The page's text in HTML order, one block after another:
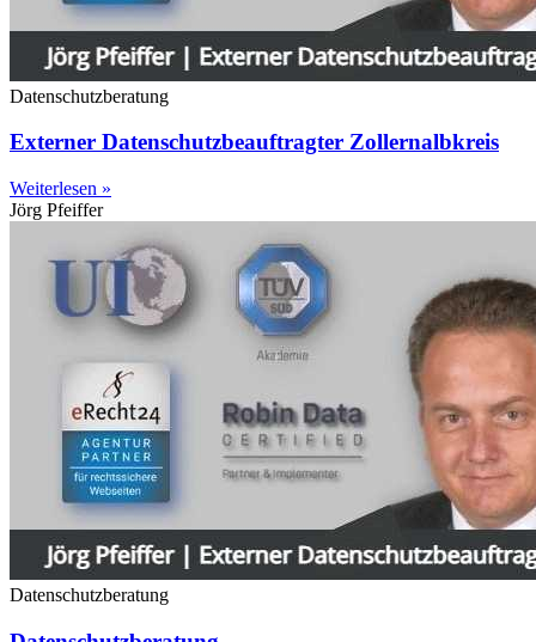
Datenschutzberatung
Externer Datenschutzbeauftragter Zollernalbkreis
Weiterlesen »
Jörg Pfeiffer
Datenschutzberatung